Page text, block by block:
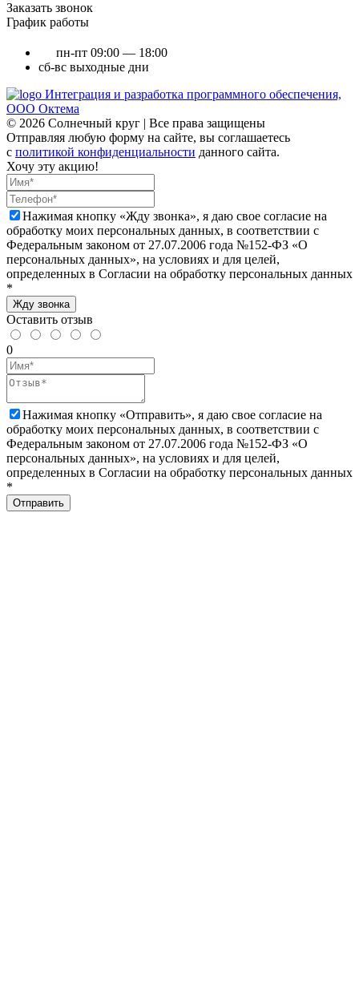
Заказать звонок
График работы
пн-пт 09:00 — 18:00
сб-вс выходные дни
Интеграция и разработка программного обеспечения,
ООО Октема
© 2026 Солнечный круг | Все права защищены
Отправляя любую форму на сайте, вы соглашаетесь
с политикой конфиденциальности данного сайта.
Хочу эту акцию!
Нажимая кнопку «Жду звонка», я даю свое согласие на
обработку моих персональных данных, в соответствии с
Федеральным законом от 27.07.2006 года №152-ФЗ «О
персональных данных», на условиях и для целей,
определенных в Согласии на обработку персональных данных
*
Жду звонка
Оставить отзыв
0
Нажимая кнопку «Отправить», я даю свое согласие на
обработку моих персональных данных, в соответствии с
Федеральным законом от 27.07.2006 года №152-ФЗ «О
персональных данных», на условиях и для целей,
определенных в Согласии на обработку персональных данных
*
Отправить